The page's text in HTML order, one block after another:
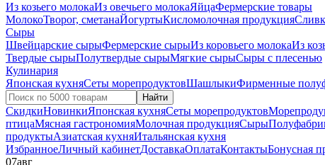
Из козьего молокаИз овечьего молокаЯйцаФермерские товары
МолокоТворог, сметанаЙогуртыКисломолочная продукция
Сыры
Швейцарские сырыФермерские сырыИз коровьего молокаИз
Твердые сырыПолутвердые сырыМягкие сырыСыры c плесенью
Кулинария
Японская кухняСеты морепродуктовШашлыкиФирменные
Найти
СкидкиНовинкиЯпонская кухняСеты морепродуктов
птицаМясная гастрономияМолочная продукцияСыры
продуктыАзиатская кухняИтальянская кухня
ИзбранноеЛичный кабинетДоставкаОплатаКонтактыБонусная
07авг